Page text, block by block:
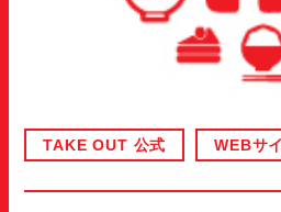
TAKE OUT 公式 WEBサ